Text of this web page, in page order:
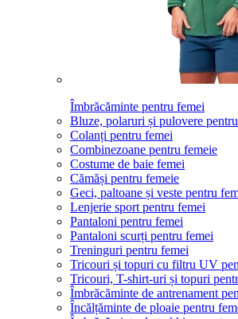
Îmbrăcăminte pentru femei
Bluze, polaruri și pulovere
Colanți pentru femei
Combinezoane pentru femeie
Costume de baie femei
Cămăși pentru femeie
Geci, paltoane și veste pentru
Lenjerie sport pentru femei
Pantaloni pentru femei
Pantaloni scurți pentru femei
Treninguri pentru femei
Tricouri și topuri cu filtru UV
Tricouri, T-shirt-uri și topuri
Îmbrăcăminte de antrenament
Încălțăminte de ploaie pentru